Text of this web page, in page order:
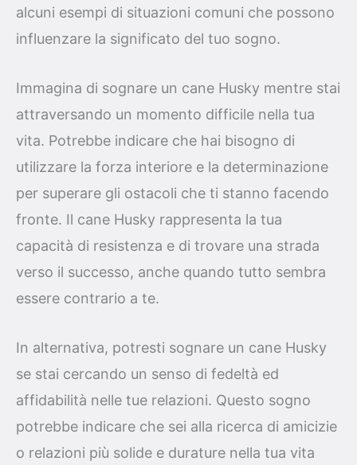
alcuni esempi di situazioni comuni che possono
influenzare la significato del tuo sogno.
Immagina di sognare un cane Husky mentre stai
attraversando un momento difficile nella tua
vita. Potrebbe indicare che hai bisogno di
utilizzare la forza interiore e la determinazione
per superare gli ostacoli che ti stanno facendo
fronte. Il cane Husky rappresenta la tua
capacità di resistenza e di trovare una strada
verso il successo, anche quando tutto sembra
essere contrario a te.
In alternativa, potresti sognare un cane Husky
se stai cercando un senso di fedeltà ed
affidabilità nelle tue relazioni. Questo sogno
potrebbe indicare che sei alla ricerca di amicizie
o relazioni più solide e durature nella tua vita